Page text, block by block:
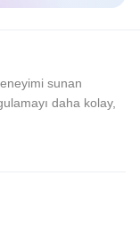
sunan
daha kolay,